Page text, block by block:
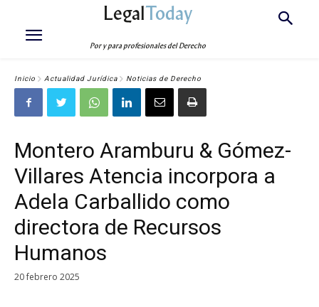
LegalToday
Por y para profesionales del Derecho
Inicio Actualidad Jurídica Noticias de Derecho
Montero Aramburu & Gómez-
Villares Atencia incorpora a
Adela Carballido como
directora de Recursos
Humanos
20 febrero 2025